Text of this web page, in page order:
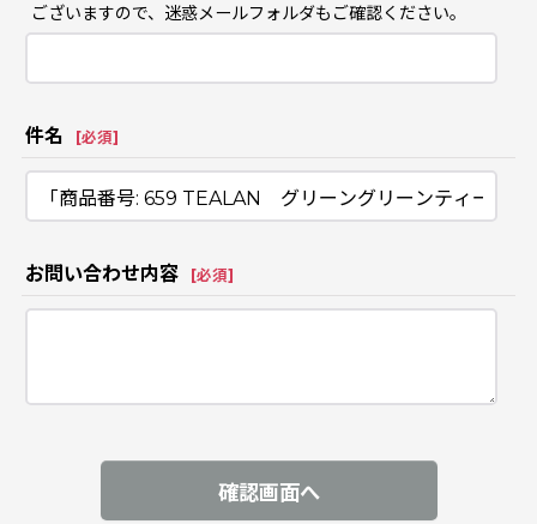
ございますので、迷惑メールフォルダもご確認ください。
件名 [必須]
お問い合わせ内容 [必須]
確認画面へ